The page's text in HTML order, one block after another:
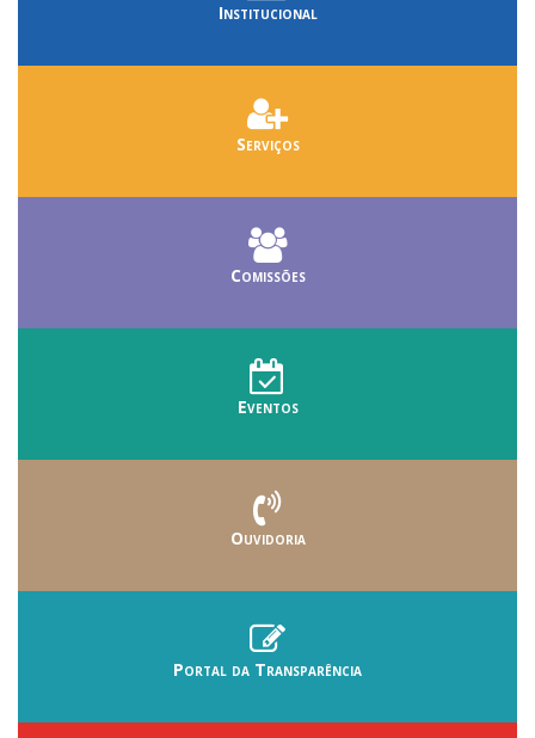
Institucional
Serviços
Comissões
Eventos
Ouvidoria
Portal da Transparência